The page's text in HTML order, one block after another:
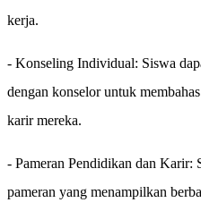
kerja.
- Konseling Individual: Siswa
dengan konselor untuk
karir mereka.
- Pameran Pendidikan dan Karir:
pameran yang menampilkan